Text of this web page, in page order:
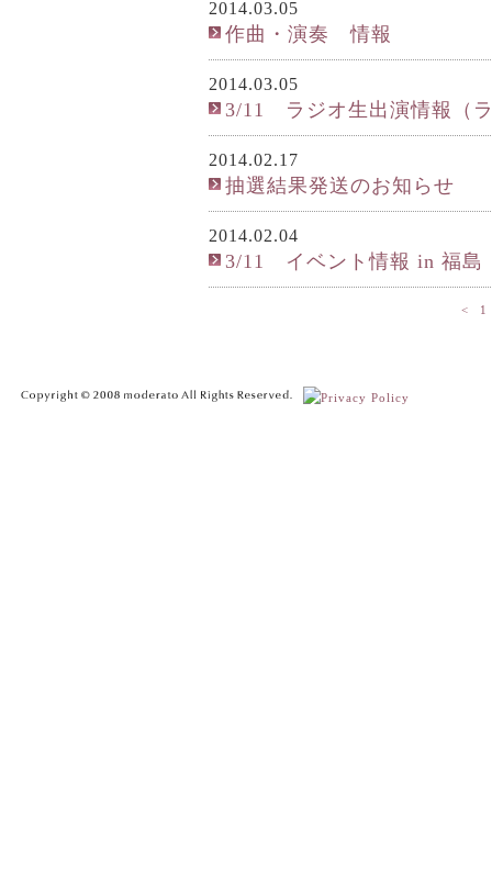
2014.03.05
作曲・演奏 情報
2014.03.05
3/11 ラジオ生出演情報（
2014.02.17
抽選結果発送のお知らせ
2014.02.04
3/11 イベント情報 in 福島
< 1